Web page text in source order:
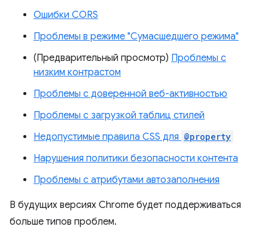
Ошибки CORS
Проблемы в режиме "Сумасшедшего режима"
(Предварительный просмотр) Проблемы с
низким контрастом
Проблемы с доверенной веб-активностью
Проблемы с загрузкой таблиц стилей
Недопустимые правила CSS для @property
Нарушения политики безопасности контента
Проблемы с атрибутами автозаполнения
В будущих версиях Chrome будет поддерживаться
больше типов проблем.